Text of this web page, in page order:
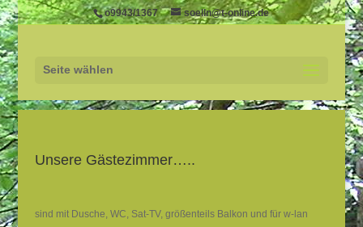
o9943/1367 soelln@t-online.de
Seite wählen
Unsere Gästezimmer…..
sind mit Dusche, WC, Sat-TV, größenteils Balkon und für w-lan